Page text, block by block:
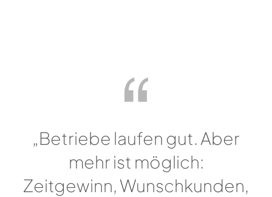
„Betriebe laufen gut. Aber
mehr ist möglich:
Zeitgewinn, Wunschkunden,